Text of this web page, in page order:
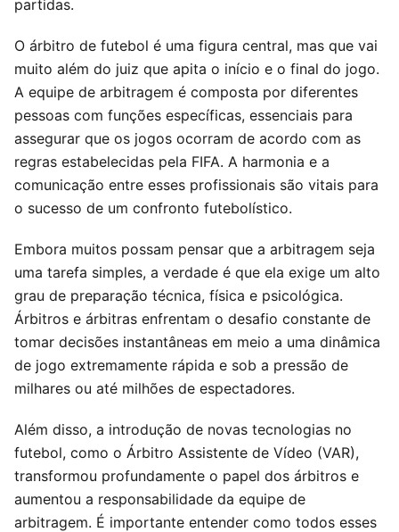
partidas.
O árbitro de futebol é uma figura central, mas que vai
muito além do juiz que apita o início e o final do jogo.
A equipe de arbitragem é composta por diferentes
pessoas com funções específicas, essenciais para
assegurar que os jogos ocorram de acordo com as
regras estabelecidas pela FIFA. A harmonia e a
comunicação entre esses profissionais são vitais para
o sucesso de um confronto futebolístico.
Embora muitos possam pensar que a arbitragem seja
uma tarefa simples, a verdade é que ela exige um alto
grau de preparação técnica, física e psicológica.
Árbitros e árbitras enfrentam o desafio constante de
tomar decisões instantâneas em meio a uma dinâmica
de jogo extremamente rápida e sob a pressão de
milhares ou até milhões de espectadores.
Além disso, a introdução de novas tecnologias no
futebol, como o Árbitro Assistente de Vídeo (VAR),
transformou profundamente o papel dos árbitros e
aumentou a responsabilidade da equipe de
arbitragem. É importante entender como todos esses